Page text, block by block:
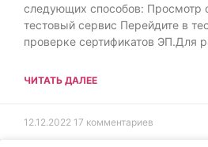
следующих способов: Просмотр
тестовый сервис Перейдите в
проверке сертификатов ЭП.Для
ЧИТАТЬ ДАЛЕЕ
12.12.2022 17 комментариев